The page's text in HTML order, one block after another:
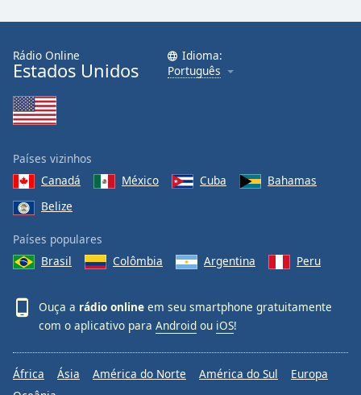
Rádio Online
Estados Unidos
Idioma:
Português
Países vizinhos
Canadá
México Cuba
Bahamas
Belize
Países populares
Brasil
Colômbia Argentina Peru
Ouça a rádio online em seu smartphone gratuitamente
com o aplicativo para Android ou iOS!
África Ásia América do Norte América do Sul
Europa